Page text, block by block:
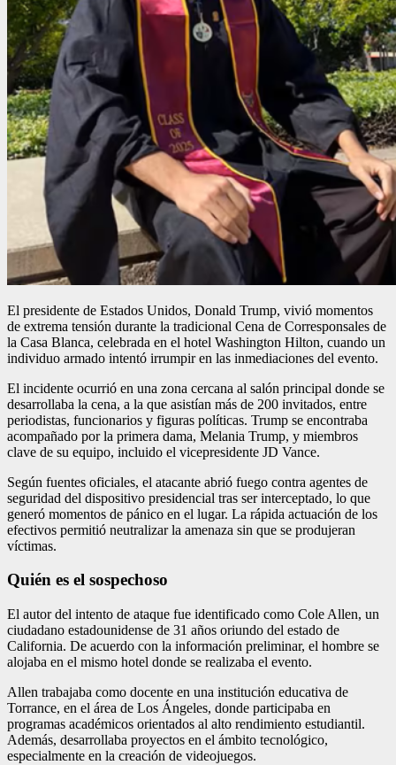
El presidente de Estados Unidos, Donald Trump, vivió momentos
de extrema tensión durante la tradicional Cena de Corresponsales de
la Casa Blanca, celebrada en el hotel Washington Hilton, cuando un
individuo armado intentó irrumpir en las inmediaciones del evento.
El incidente ocurrió en una zona cercana al salón principal donde se
desarrollaba la cena, a la que asistían más de 200 invitados, entre
periodistas, funcionarios y figuras políticas. Trump se encontraba
acompañado por la primera dama, Melania Trump, y miembros
clave de su equipo, incluido el vicepresidente JD Vance.
Según fuentes oficiales, el atacante abrió fuego contra agentes de
seguridad del dispositivo presidencial tras ser interceptado, lo que
generó momentos de pánico en el lugar. La rápida actuación de los
efectivos permitió neutralizar la amenaza sin que se produjeran
víctimas.
Quién es el sospechoso
El autor del intento de ataque fue identificado como Cole Allen, un
ciudadano estadounidense de 31 años oriundo del estado de
California. De acuerdo con la información preliminar, el hombre se
alojaba en el mismo hotel donde se realizaba el evento.
Allen trabajaba como docente en una institución educativa de
Torrance, en el área de Los Ángeles, donde participaba en
programas académicos orientados al alto rendimiento estudiantil.
Además, desarrollaba proyectos en el ámbito tecnológico,
especialmente en la creación de videojuegos.